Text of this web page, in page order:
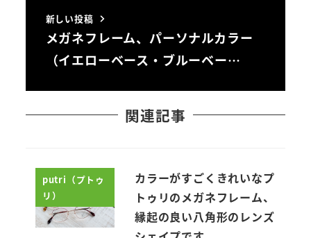
新しい投稿
メガネフレーム、パーソナルカラー
（イエローベース・ブルーベー…
関連記事
putri（プトゥ
リ）
カラーがすごくきれいなプ
トゥリのメガネフレーム、
縁起の良い八角形のレンズ